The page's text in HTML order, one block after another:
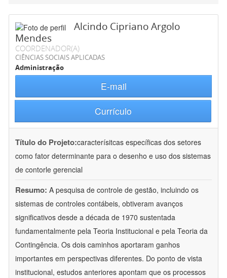
Alcindo Cipriano Argolo
Mendes
COORDENADOR(A)
CIÊNCIAS SOCIAIS APLICADAS
Administração
E-mail
Currículo
Título do Projeto:caracterísitcas específicas dos setores
como fator determinante para o desenho e uso dos sistemas
de contorle gerencial
Resumo: A pesquisa de controle de gestão, incluindo os
sistemas de controles contábeis, obtiveram avanços
significativos desde a década de 1970 sustentada
fundamentalmente pela Teoria Institucional e pela Teoria da
Contingência. Os dois caminhos aportaram ganhos
importantes em perspectivas diferentes. Do ponto de vista
institucional, estudos anteriores apontam que os processos